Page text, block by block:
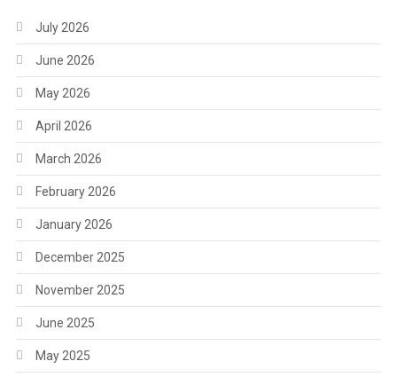
July 2026
June 2026
May 2026
April 2026
March 2026
February 2026
January 2026
December 2025
November 2025
June 2025
May 2025